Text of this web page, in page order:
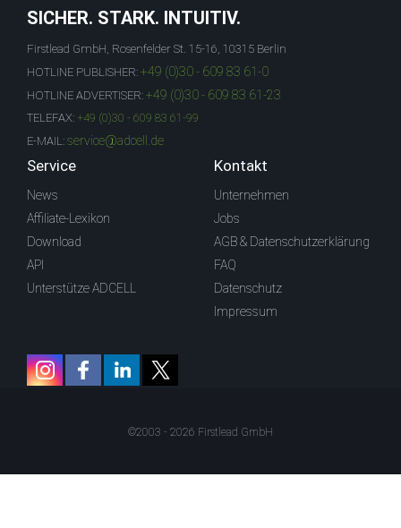
SICHER. STARK. INTUITIV.
Firstlead GmbH, Rosenfelder St. 15-16, 10315 Berlin
HOTLINE PUBLISHER: +49 (0)30 - 609 83 61-0
HOTLINE ADVERTISER: +49 (0)30 - 609 83 61-23
TELEFAX: +49 (0)30 - 609 83 61-99
E-MAIL: service@adcell.de
Service
News
Affiliate-Lexikon
Download
API
Unterstütze ADCELL
Kontakt
Unternehmen
Jobs
AGB & Datenschutzerklärung
FAQ
Datenschutz
Impressum
©2003 - 2026 Firstlead GmbH